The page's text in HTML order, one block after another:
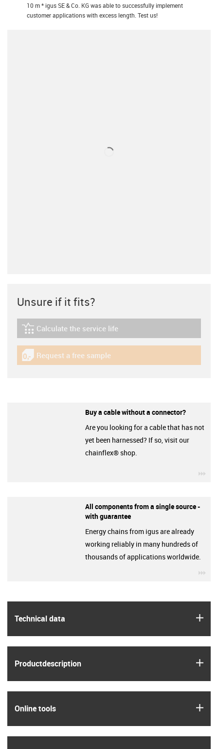
10 m * igus SE & Co. KG was able to successfully implement
customer applications with excess length. Test us!
Technical data
Product­description
Online tools
Unsure if it fits?
igus-icon-lebensdauerrechner
Calculate the service life
igus-icon-gratismuster
Request a free sample
Buy a cable without a connector?
Are you looking for a cable that has not
yet been harnessed? If so, visit our
chainflex® shop.
All components from a single source -
with guarantee
Energy chains from igus are already
working reliably in many hundreds of
thousands of applications worldwide.